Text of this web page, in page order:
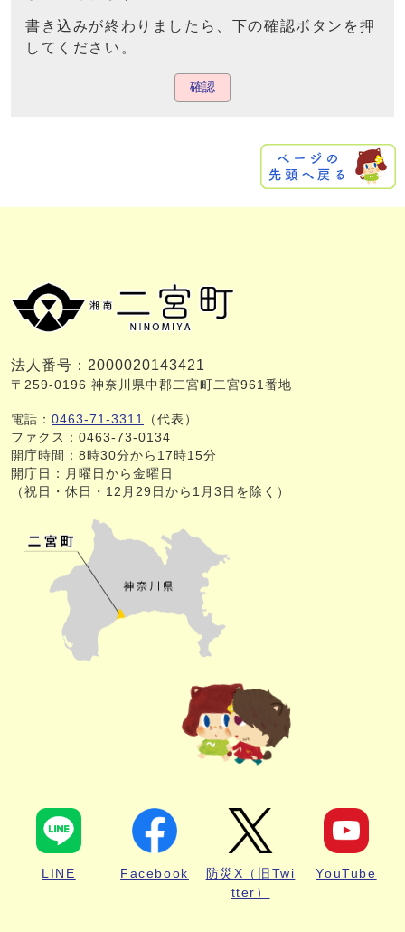
書き込みが終わりましたら、下の確認ボタンを押
してください。
確認
法人番号：2000020143421
〒259-0196 神奈川県中郡二宮町二宮961番地
電話： 0463-71-3311
（代表）
ファクス：0463-73-0134
開庁時間：8時30分から17時15分
開庁日：月曜日から金曜日
（祝日・休日・12月29日から1月3日を除く）
LINE Facebook
防災X（旧Twi
tter）
YouTube